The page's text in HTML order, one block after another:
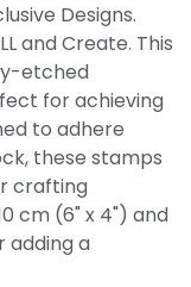
Designs.
and Create. This
etched
for achieving
to adhere
these stamps
crafting
cm (6" x 4") and
adding a